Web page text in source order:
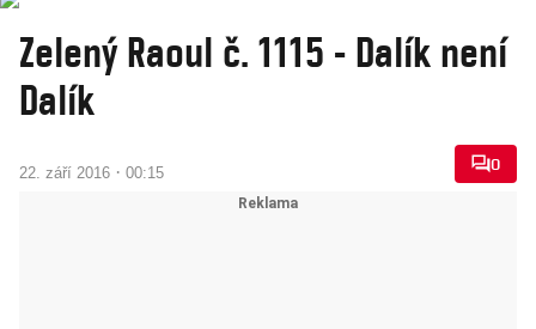
Zelený Raoul č. 1115 - Dalík není
Dalík
22. září 2016 · 00:15 0